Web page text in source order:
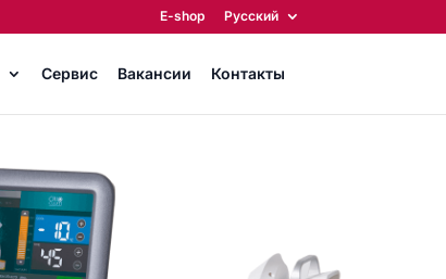
E-shop Русский
Сервис Вакансии Контакты